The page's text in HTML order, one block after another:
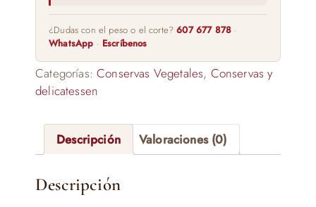
¿Dudas con el peso o el corte?607 677 878 ·
WhatsApp · Escríbenos
Categorías:Conservas Vegetales, Conservas y
delicatessen
Descripción Valoraciones (0)
Descripción